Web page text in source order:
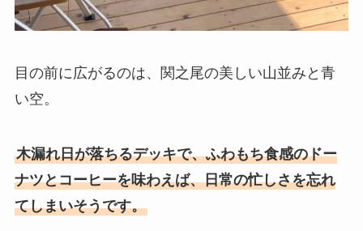
目の前に広がるのは、関之尾の美しい山並みと青
い空。
木漏れ日が落ちるデッキで、ふわもち食感のドー
ナツとコーヒーを味わえば、日常の忙しさを忘れ
てしまいそうです。